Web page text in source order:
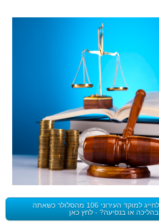
האם אפשר לחייג למוקד העירוני 106 מהסלולר כשאתה
בהליכה או בנסיעה? - לחץ כאן